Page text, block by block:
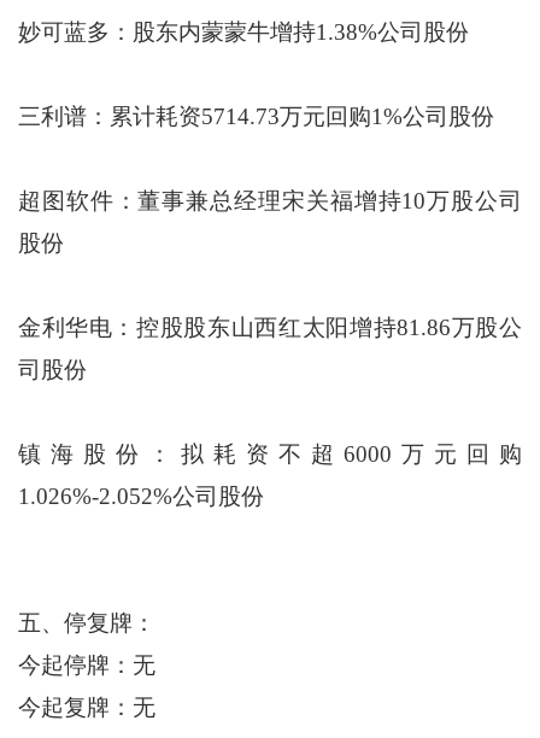
妙可蓝多：股东内蒙蒙牛增持1.38%公司股份
三利谱：累计耗资5714.73万元回购1%公司股份
超图软件：董事兼总经理宋关福增持10万股公司
股份
金利华电：控股股东山西红太阳增持81.86万股公
司股份
镇海股份：拟耗资不超6000万元回购
1.026%-2.052%公司股份
五、停复牌：
今起停牌：无
今起复牌：无